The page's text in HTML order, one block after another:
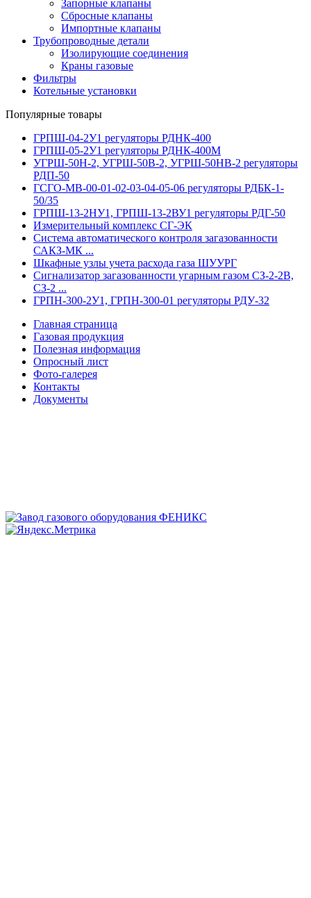
Запорные клапаны
Сбросные клапаны
Импортные клапаны
Трубопроводные детали
Изолирующие соединения
Краны газовые
Фильтры
Котельные установки
Популярные товары
ГРПШ-04-2У1 регуляторы РДНК-400
ГРПШ-05-2У1 регуляторы РДНК-400М
УГРШ-50Н-2, УГРШ-50В-2, УГРШ-50НВ-2 регуляторы
РДП-50
ГСГО-МВ-00-01-02-03-04-05-06 регуляторы РДБК-1-
50/35
ГРПШ-13-2НУ1, ГРПШ-13-2ВУ1 регуляторы РДГ-50
Измерительный комплекс СГ-ЭК
Система автоматического контроля загазованности
САКЗ-МК ...
Шкафные узлы учета расхода газа ШУУРГ
Сигнализатор загазованности угарным газом СЗ-2-2В,
СЗ-2 ...
ГРПН-300-2У1, ГРПН-300-01 регуляторы РДУ-32
Главная страница
Газовая продукция
Полезная информация
Опросный лист
Фото-галерея
Контакты
Документы